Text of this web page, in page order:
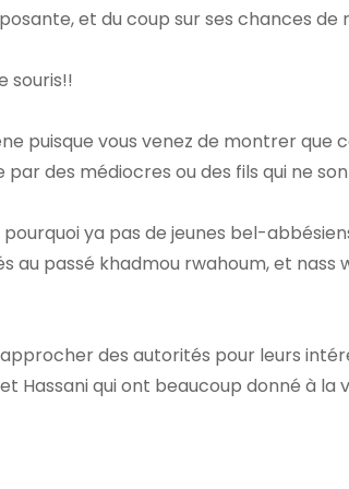
et du coup sur ses chances de
souris!!
puisque vous venez de montrer que
des médiocres ou des fils qui ne
ya pas de jeunes bel-
au passé khadmou rwahoum, et nass
des autorités pour leurs
Hassani qui ont beaucoup donné à la